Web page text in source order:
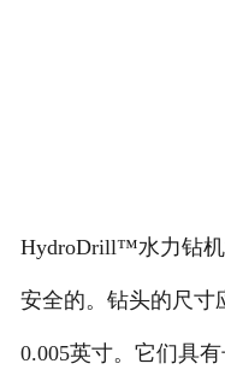
HydroDrill™水力钻
安全的。钻头的尺寸
0.005英寸。它们具